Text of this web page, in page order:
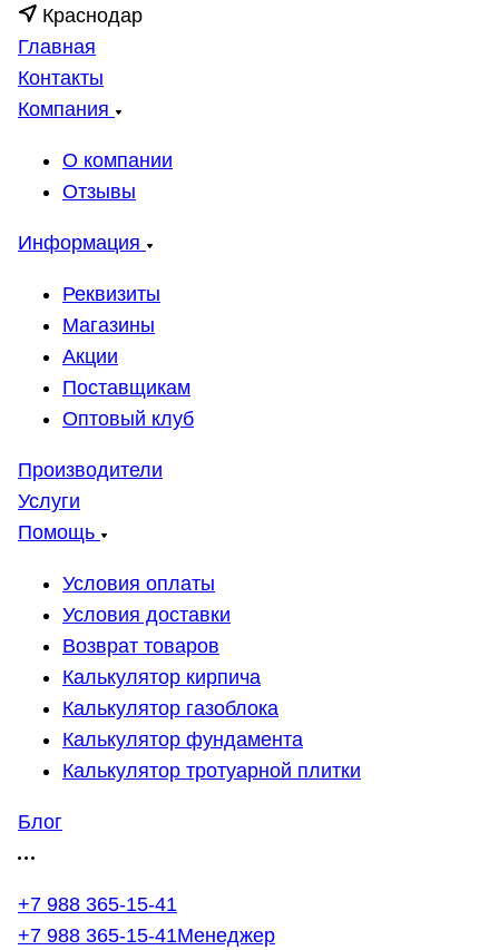
Краснодар
Главная
Контакты
Компания
О компании
Отзывы
Информация
Реквизиты
Магазины
Акции
Поставщикам
Оптовый клуб
Производители
Услуги
Помощь
Условия оплаты
Условия доставки
Возврат товаров
Калькулятор кирпича
Калькулятор газоблока
Калькулятор фундамента
Калькулятор тротуарной плитки
Блог
+7 988 365-15-41
+7 988 365-15-41Менеджер